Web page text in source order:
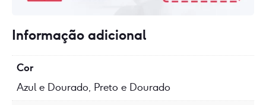
Informação adicional
Cor
Azul e Dourado, Preto e Dourado